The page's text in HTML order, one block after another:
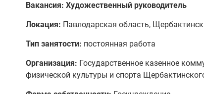
Вакансия: Художественный руководитель
Локация: Павлодарская область,
Тип занятости: постоянная работа
Организация: Государственное казенное
физической культуры и спорта